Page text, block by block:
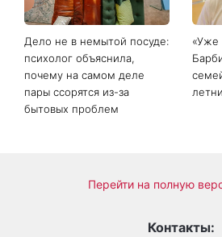
Дело не в немытой посуде:
психолог объяснила,
почему на самом деле
пары ссорятся из-за
бытовых проблем
«Уже
Перейти на полную
Контакты: